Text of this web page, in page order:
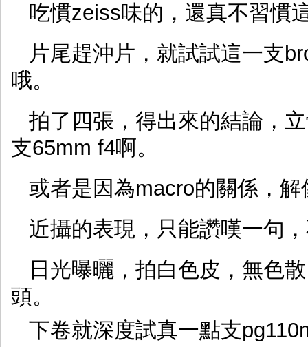
吃慣zeiss味的，還真不習慣
片尾趕沖片，就試試這一支
哦。
拍了四張，得出來的結論，
支65mm f4啊。
或者是因為macro的關係，
近攝的表現，只能讚嘆一句
日光曝曬，拍白色皮，無色
頭。
下卷就深度試真一點支